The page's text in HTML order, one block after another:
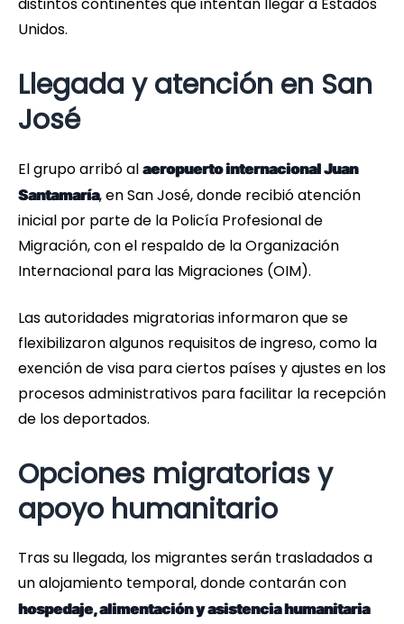
distintos continentes que intentan llegar a Estados
Unidos.
Llegada y atención en San
José
El grupo arribó al aeropuerto internacional Juan
Santamaría, en San José, donde recibió atención
inicial por parte de la Policía Profesional de
Migración, con el respaldo de la Organización
Internacional para las Migraciones (OIM).
Las autoridades migratorias informaron que se
flexibilizaron algunos requisitos de ingreso, como la
exención de visa para ciertos países y ajustes en los
procesos administrativos para facilitar la recepción
de los deportados.
Opciones migratorias y
apoyo humanitario
Tras su llegada, los migrantes serán trasladados a
un alojamiento temporal, donde contarán con
hospedaje, alimentación y asistencia humanitaria